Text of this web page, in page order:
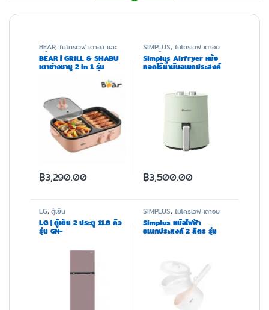
BEAR,ไมโครเวฟ เตาอบ และ
หม้อทอด
BEAR | GRILL & SHABU
เตาย่างชาบู 2 in 1 รุ่น
฿3,290.00
SIMPLUS, ไมโครเวฟ เตาอบ
และหม้อทอด
Simplus Airfryer หม้อ
ทอดไร้น้ำมันอเนกประสงค์
฿3,500.00
LG,ตู้เย็น
LG | ตู้เย็น 2 ประตู 11.8 คิว
รุ่น GN-
X332PPGB.ACKPLMT
SIMPLUS, ไมโครเวฟ เตาอบ
และหม้อทอด
Simplus หม้อไฟฟ้า
อเนกประสงค์ 2 ลิตร รุ่น